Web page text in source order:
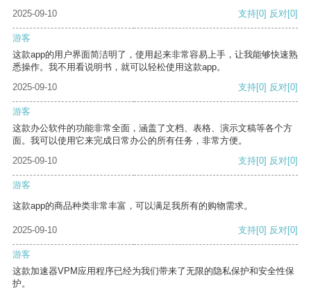
2025-09-10
支持[0] 反对[0]
游客
这款app的用户界面简洁明了，使用起来非常容易上手，让我能够快速熟
悉操作。我不用看说明书，就可以轻松使用这款app。
2025-09-10
支持[0] 反对[0]
游客
这款办公软件的功能非常全面，涵盖了文档、表格、演示文稿等各个方
面。我可以使用它来完成日常办公的所有任务，非常方便。
2025-09-10
支持[0] 反对[0]
游客
这款app的商品种类非常丰富，可以满足我所有的购物需求。
2025-09-10 支持[0] 反对[0]
游客
这款加速器VPM应用程序已经为我们带来了无限的隐私保护和安全性保
护。